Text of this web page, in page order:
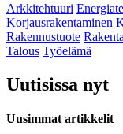
Arkkitehtuuri
Korjausrakentaminen
Rakennustuote
Talous Työelämä
Uutisissa nyt
Uusimmat artikkelit